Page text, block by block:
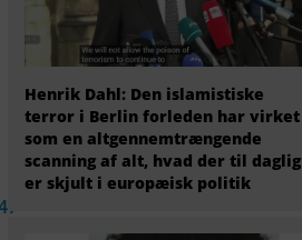
Henrik Dahl: Den islamistiske
terror i Berlin forleden har virket
som en altgennemtrængende
scanning af alt, hvad der til daglig
er skjult i europæisk politik